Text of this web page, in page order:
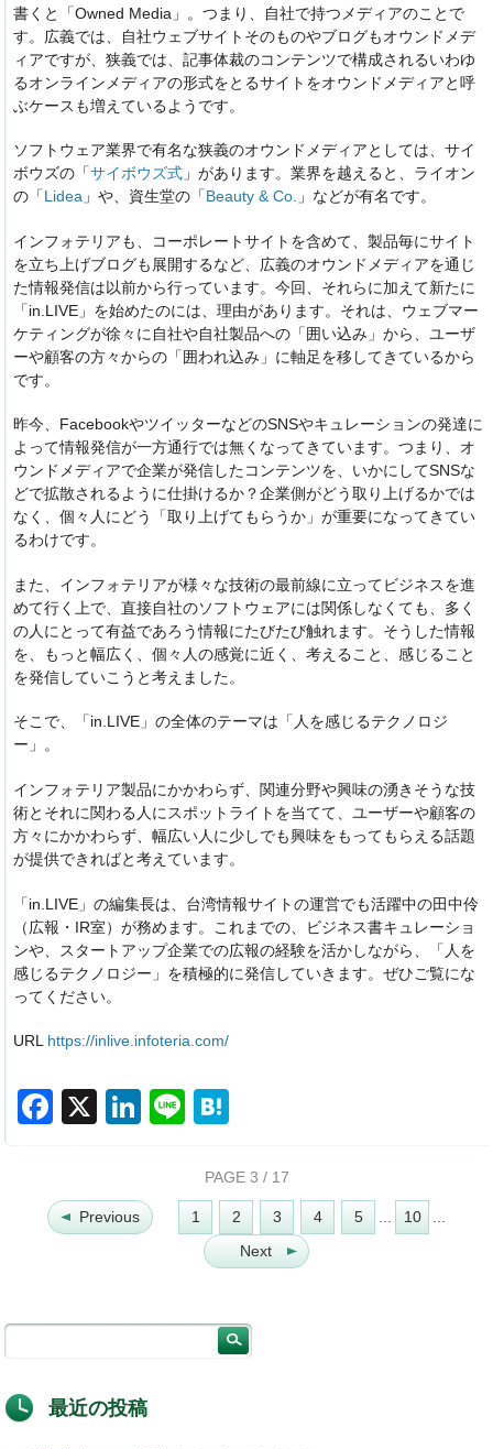
書くと「Owned Media」。つまり、自社で持つメディアのことで
す。広義では、自社ウェブサイトそのものやブログもオウンドメデ
ィアですが、狭義では、記事体裁のコンテンツで構成されるいわゆ
るオンラインメディアの形式をとるサイトをオウンドメディアと呼
ぶケースも増えているようです。
ソフトウェア業界で有名な狭義のオウンドメディアとしては、サイ
ボウズの「サイボウズ式 」があります。業界を越えると、ライオン
の「Lidea 」や、資生堂の「Beauty & Co. 」などが有名です。
インフォテリアも、コーポレートサイトを含めて、製品毎にサイト
を立ち上げブログも展開するなど、広義のオウンドメディアを通じ
た情報発信は以前から行っています。今回、それらに加えて新たに
「in.LIVE」を始めたのには、理由があります。それは、ウェブマー
ケティングが徐々に自社や自社製品への「囲い込み」から、ユーザ
ーや顧客の方々からの「囲われ込み」に軸足を移してきているから
です。
昨今、FacebookやツイッターなどのSNSやキュレーションの発達に
よって情報発信が一方通行では無くなってきています。つまり、オ
ウンドメディアで企業が発信したコンテンツを、いかにしてSNSな
どで拡散されるように仕掛けるか？企業側がどう取り上げるかでは
なく、個々人にどう「取り上げてもらうか」が重要になってきてい
るわけです。
また、インフォテリアが様々な技術の最前線に立ってビジネスを進
めて行く上で、直接自社のソフトウェアには関係しなくても、多く
の人にとって有益であろう情報にたびたび触れます。そうした情報
を、 もっと幅広く、個々人の感覚に近く、考えること、感じること
を発信していこうと考えました。
そこで、「in.LIVE」の全体のテーマは「人を感じるテクノロジ
ー」。
インフォテリア製品にかかわらず、関連分野や興味の湧きそうな技
術とそれに関わる人にスポットライトを当てて、ユーザーや顧客の
方々にかかわらず、幅広い人に少しでも興味をもってもらえる話題
が提供できればと考えています。
「in.LIVE」の編集長は、台湾情報サイトの運営でも活躍中の田中伶
（広報・IR室）が務めます。これまでの、ビジネス書キュレーショ
ンや、スタートアップ企業での広報の経験を活かしながら、「人を
感じるテクノロジー」を積極的に発信していきます。ぜひご覧にな
ってください。
URL https://inlive.infoteria.com/
F
e
b
o
X
Li
e
Li
e
n
a
PAGE 3 / 17
Previous 1 2 3 4 5 10
Next
最近の投稿